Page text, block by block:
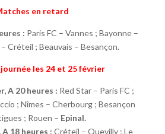
en retard
: Paris FC – Vannes ; Bayonne –
Créteil ; Beauvais – Besançon.
les 24 et 25 février
A 20 heures : Red Star – Paris FC ;
; Nîmes – Cherbourg ; Besançon
; Rouen – Epinal.
18 heures : Créteil – Quevilly ; Le